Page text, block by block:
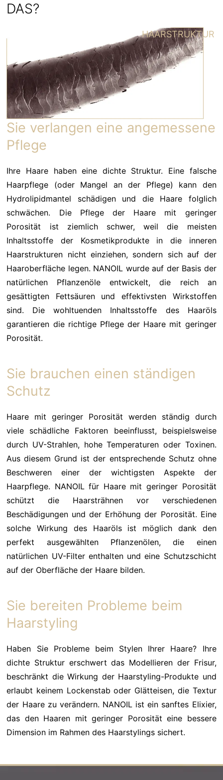
DAS?
HAARSTRUKTUR
Sie verlangen eine angemessene
Pflege
Ihre Haare haben eine dichte Struktur. Eine falsche
Haarpflege (oder Mangel an der Pflege) kann den
Hydrolipidmantel schädigen und die Haare folglich
schwächen. Die Pflege der Haare mit geringer
Porosität ist ziemlich schwer, weil die meisten
Inhaltsstoffe der Kosmetikprodukte in die inneren
Haarstrukturen nicht einziehen, sondern sich auf der
Haaroberfläche legen. NANOIL wurde auf der Basis der
natürlichen Pflanzenöle entwickelt, die reich an
gesättigten Fettsäuren und effektivsten Wirkstoffen
sind. Die wohltuenden Inhaltsstoffe des Haaröls
garantieren die richtige Pflege der Haare mit geringer
Porosität.
Sie brauchen einen ständigen
Schutz
Haare mit geringer Porosität werden ständig durch
viele schädliche Faktoren beeinflusst, beispielsweise
durch UV-Strahlen, hohe Temperaturen oder Toxinen.
Aus diesem Grund ist der entsprechende Schutz ohne
Beschweren einer der wichtigsten Aspekte der
Haarpflege. NANOIL für Haare mit geringer Porosität
schützt die Haarsträhnen vor verschiedenen
Beschädigungen und der Erhöhung der Porosität. Eine
solche Wirkung des Haaröls ist möglich dank den
perfekt ausgewählten Pflanzenölen, die einen
natürlichen UV-Filter enthalten und eine Schutzschicht
auf der Oberfläche der Haare bilden.
Sie bereiten Probleme beim
Haarstyling
Haben Sie Probleme beim Stylen Ihrer Haare? Ihre
dichte Struktur erschwert das Modellieren der Frisur,
beschränkt die Wirkung der Haarstyling-Produkte und
erlaubt keinem Lockenstab oder Glätteisen, die Textur
der Haare zu verändern. NANOIL ist ein sanftes Elixier,
das den Haaren mit geringer Porosität eine bessere
Dimension im Rahmen des Haarstylings sichert.